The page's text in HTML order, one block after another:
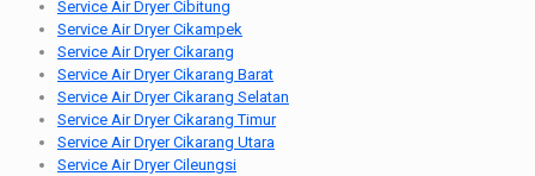
Service Air Dryer Cibitung
Service Air Dryer Cikampek
Service Air Dryer Cikarang
Service Air Dryer Cikarang Barat
Service Air Dryer Cikarang Selatan
Service Air Dryer Cikarang Timur
Service Air Dryer Cikarang Utara
Service Air Dryer Cileungsi